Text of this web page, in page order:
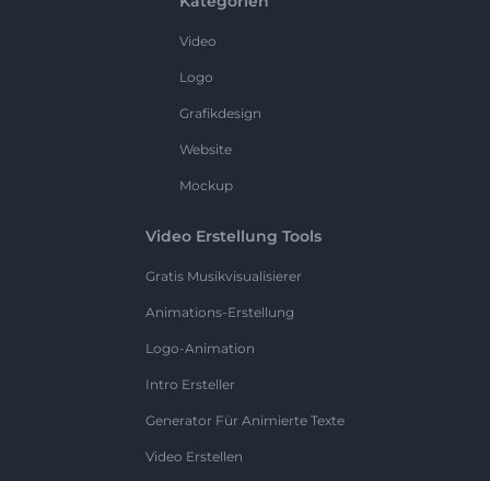
Video
Logo
Grafikdesign
Website
Mockup
Video Erstellung Tools
Gratis Musikvisualisierer
Animations-Erstellung
Logo-Animation
Intro Ersteller
Generator Für Animierte Texte
Video Erstellen